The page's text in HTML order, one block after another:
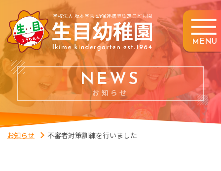
MENU
NEWS
お知らせ
お知らせ 不審者対策訓練を行いました